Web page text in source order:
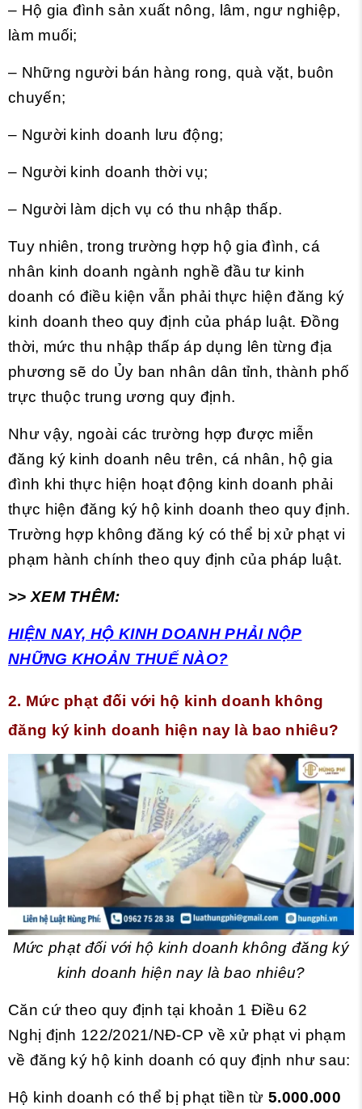
– Hộ gia đình sản xuất nông, lâm, ngư nghiệp,
làm muối;
– Những người bán hàng rong, quà vặt, buôn
chuyến;
– Người kinh doanh lưu động;
– Người kinh doanh thời vụ;
– Người làm dịch vụ có thu nhập thấp.
Tuy nhiên, trong trường hợp hộ gia đình, cá
nhân kinh doanh ngành nghề đầu tư kinh
doanh có điều kiện vẫn phải thực hiện đăng ký
kinh doanh theo quy định của pháp luật. Đồng
thời, mức thu nhập thấp áp dụng lên từng địa
phương sẽ do Ủy ban nhân dân tỉnh, thành phố
trực thuộc trung ương quy định.
Như vậy, ngoài các trường hợp được miễn
đăng ký kinh doanh nêu trên, cá nhân, hộ gia
đình khi thực hiện hoạt động kinh doanh phải
thực hiện đăng ký hộ kinh doanh theo quy định.
Trường hợp không đăng ký có thể bị xử phạt vi
phạm hành chính theo quy định của pháp luật.
>> XEM THÊM:
HIỆN NAY, HỘ KINH DOANH PHẢI NỘP
NHỮNG KHOẢN THUẾ NÀO?
2. Mức phạt đối với hộ kinh doanh không
đăng ký kinh doanh hiện nay là bao nhiêu?
Mức phạt đối với hộ kinh doanh không đăng ký
kinh doanh hiện nay là bao nhiêu?
Căn cứ theo quy định tại khoản 1 Điều 62
Nghị định 122/2021/NĐ-CP về xử phạt vi phạm
về đăng ký hộ kinh doanh có quy định như sau:
Hộ kinh doanh có thể bị phạt tiền từ5.000.000